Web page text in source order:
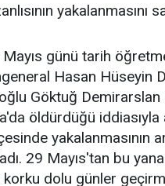
yakalanmasını
günü tarih
Hasan Hüseyin
Göktuğ
öldürdüğü
yakalanmasının
29 Mayıs'tan bu
dolu günler